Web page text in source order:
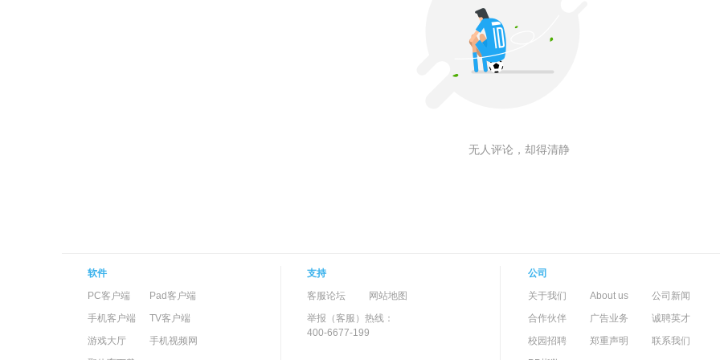
无人评论，却得清静
软件
PC客户端
Pad客户端
手机客户端
TV客户端
游戏大厅
手机视频网
支持
客服论坛
网站地图
举报（客服）热线：
400-6677-199
公司
关于我们
About us
公司新闻
合作伙伴
广告业务
诚聘英才
校园招聘
郑重声明 联系我们